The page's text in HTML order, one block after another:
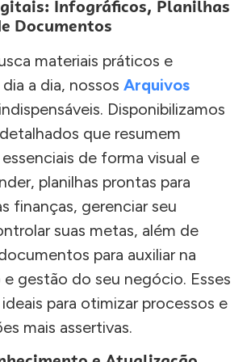
Infográficos, Planilhas
Documentos
materiais práticos e
a dia, nossos Arquivos
Disponibilizamos
que resumem
de forma visual e
planilhas prontas para
finanças, gerenciar seu
suas metas, além de
para auxiliar na
gestão do seu negócio. Esses
para otimizar processos e
mais assertivas.